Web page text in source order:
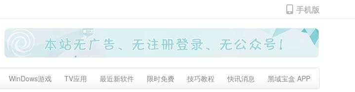
手机版
WinDows游戏 TV应用 最近新软件 限时免费 技巧教程 快讯消息 黑域宝盒 APP